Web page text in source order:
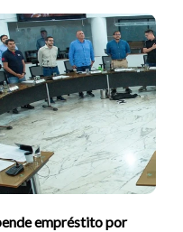
El alcalde
tras gestiones
De la Espriella,
críticos frente al
empréstito por